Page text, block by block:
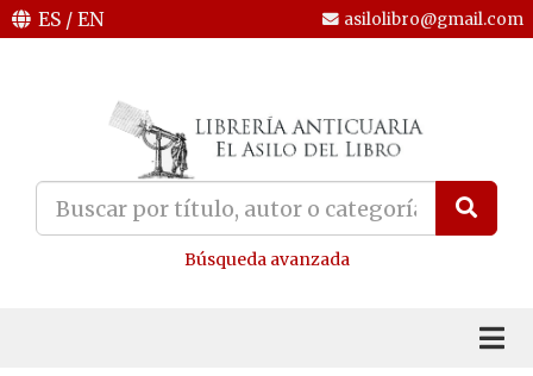
ES / EN asilolibro@gmail.com
Búsqueda avanzada